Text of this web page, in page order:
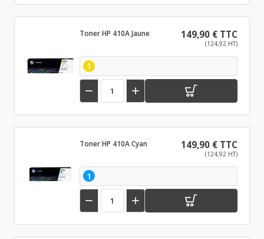
Toner HP 410A Jaune 149,90 € TTC
(124,92 HT)
1
 
Toner HP 410A Cyan 149,90 € TTC
(124,92 HT)
1
 